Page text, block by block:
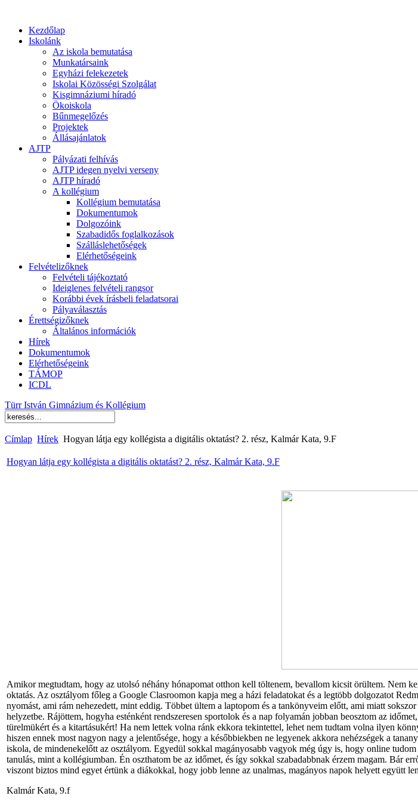
Kezdőlap
Iskolánk
Az iskola bemutatása
Munkatársaink
Egyházi felekezetek
Iskolai Közösségi Szolgálat
Kisgimnáziumi híradó
Ökoiskola
Bűnmegelőzés
Projektek
Állásajánlatok
AJTP
Pályázati felhívás
AJTP idegen nyelvi verseny
AJTP híradó
A kollégium
Kollégium bemutatása
Dokumentumok
Dolgozóink
Szabadidős foglalkozások
Szálláslehetőségek
Elérhetőségeink
Felvételizőknek
Felvételi tájékoztató
Ideiglenes felvételi rangsor
Korábbi évek írásbeli feladatsorai
Pályaválasztás
Érettségizőknek
Általános információk
Hírek
Dokumentumok
Elérhetőségeink
TÁMOP
ICDL
Türr István Gimnázium és Kollégium
Címlap Hírek Hogyan látja egy kollégista a digitális oktatást? 2. rész, Kalmár Kata, 9.F
Hogyan látja egy kollégista a digitális oktatást? 2. rész, Kalmár Kata, 9.F
Amikor megtudtam, hogy az utolsó néhány hónapomat otthon kell töltenem, bevallom kicsit örültem.
oktatás. Az osztályom főleg a Google Clasroomon kapja meg a házi feladatokat és a legtöbb dolgozatot
nyomást, ami rám nehezedett, mint eddig. Többet ültem a laptopom és a tankönyveim előtt, ami miatt
helyzetbe. Rájöttem, hogyha esténként rendszeresen sportolok és a nap folyamán jobban beosztom az
türelmükért és a kitartásukért! Ha nem lettek volna ránk ekkora tekintettel, lehet nem tudtam volna ilyen
hiszen ennek most nagyon nagy a jelentősége, hogy a későbbiekben ne legyenek akkora nehézségek a
iskola, de mindenekelőtt az osztályom. Egyedül sokkal magányosabb vagyok még úgy is, hogy online
tanulás, mint a kollégiumban. Én oszthatom be az időmet, és így sokkal szabadabbnak érzem magam. Bár
viszont biztos mind egyet értünk a diákokkal, hogy jobb lenne az unalmas, magányos napok helyett együtt
Kalmár Kata, 9.f